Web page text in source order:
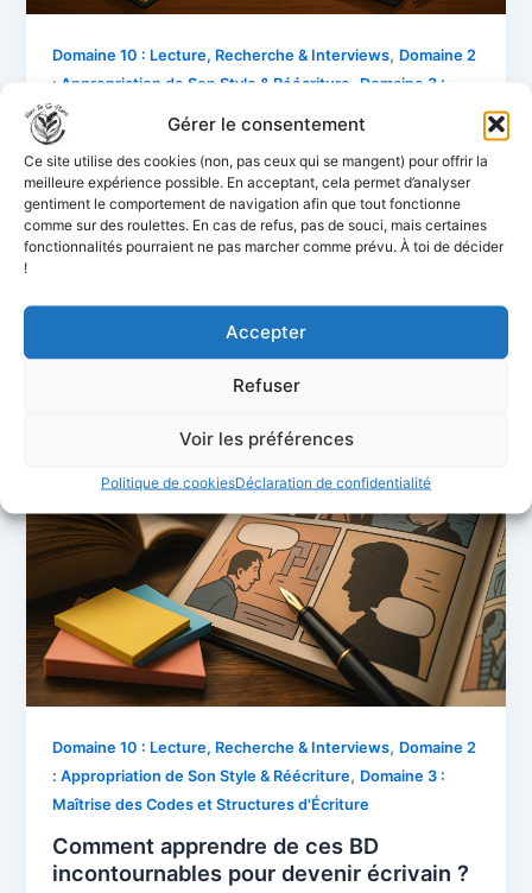
Gérer le consentement
Ce site utilise des cookies (non, pas ceux qui se mangent) pour offrir la
meilleure expérience possible. En acceptant, cela permet d’analyser
gentiment le comportement de navigation afin que tout fonctionne
comme sur des roulettes. En cas de refus, pas de souci, mais certaines
fonctionnalités pourraient ne pas marcher comme prévu. À toi de décider
!
Accepter
Refuser
Voir les préférences
Politique de cookiesDéclaration de confidentialité
Domaine 10 : Lecture, Recherche & Interviews, Domaine 2
: Appropriation de Son Style & Réécriture ,Domaine 3 :
Maîtrise des Codes et Structures d'Écriture
Comment exploiter l’album jeunesse
pour devenir écrivain ?
Mike Karnavel 25 mai 2025
Les albums jeunesse, c’est pas que pour les petits
pleine de rythme, d’émotion et de finesse narrative.
Domaine 10 : Lecture, Recherche & Interviews, Domaine 2
: Appropriation de Son Style & Réécriture, Domaine 3 :
Maîtrise des Codes et Structures d'Écriture
Comment apprendre de ces BD
incontournables pour devenir écrivain ?